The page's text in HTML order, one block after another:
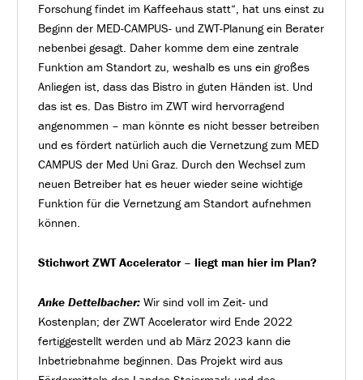
Forschung findet im Kaffeehaus statt“, hat uns einst zu
Beginn der MED-CAMPUS- und ZWT-Planung ein Berater
nebenbei gesagt. Daher komme dem eine zentrale
Funktion am Standort zu, weshalb es uns ein großes
Anliegen ist, dass das Bistro in guten Händen ist. Und
das ist es. Das Bistro im ZWT wird hervorragend
angenommen – man könnte es nicht besser betreiben
und es fördert natürlich auch die Vernetzung zum MED
CAMPUS der Med Uni Graz. Durch den Wechsel zum
neuen Betreiber hat es heuer wieder seine wichtige
Funktion für die Vernetzung am Standort aufnehmen
können.
Stichwort ZWT Accelerator – liegt man hier im Plan?
Anke Dettelbacher:Wir sind voll im Zeit- und
Kostenplan; der ZWT Accelerator wird Ende 2022
fertiggestellt werden und ab März 2023 kann die
Inbetriebnahme beginnen. Das Projekt wird aus